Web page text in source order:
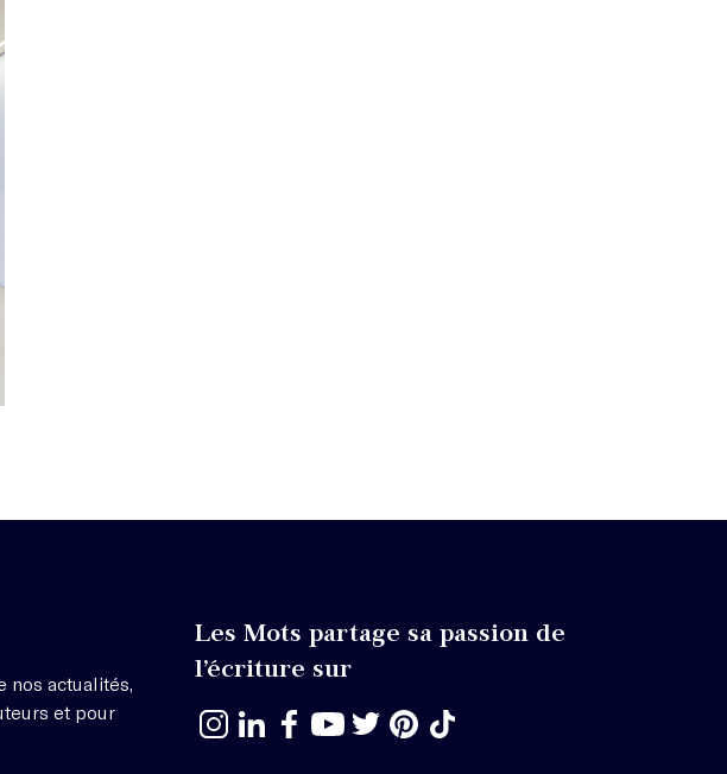
nos actualités,
et pour
Les Mots partage sa passion de
l’écriture sur